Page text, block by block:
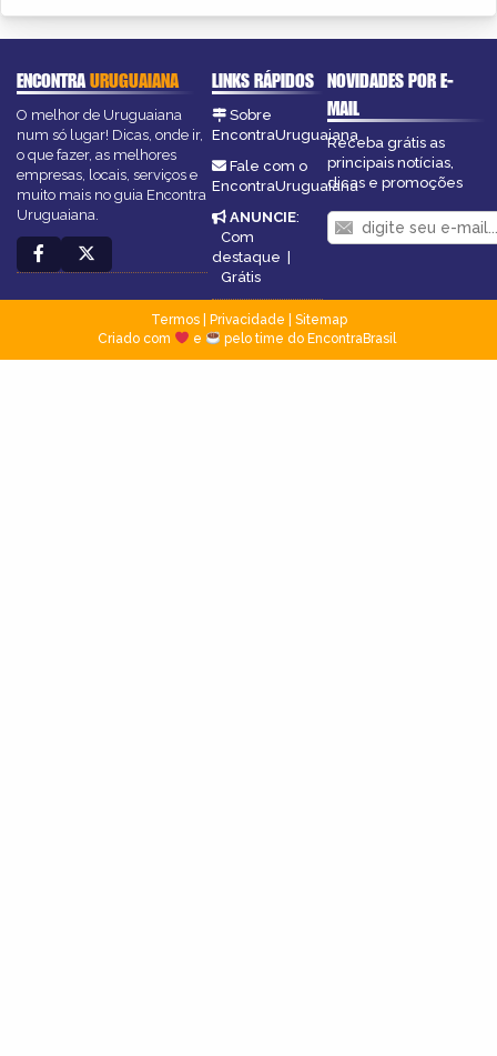
ENCONTRAURUGUAIANA
O melhor de Uruguaiana
num só lugar! Dicas, onde ir,
o que fazer, as melhores
empresas, locais, serviços e
muito mais no guia Encontra
Uruguaiana.
LINKS RÁPIDOS
Sobre
EncontraUruguaiana
Fale com o
EncontraUruguaiana
ANUNCIE:
Com
destaque |
Grátis
NOVIDADES POR E-
MAIL
Receba grátis as
principais notícias,
dicas e promoções
Termos| Privacidade
Sitemap
Criado com
e pelo time do EncontraBrasil